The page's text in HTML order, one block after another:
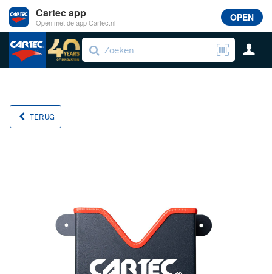
TERUG
Cartec app
Open met de app Cartec.nl OPEN